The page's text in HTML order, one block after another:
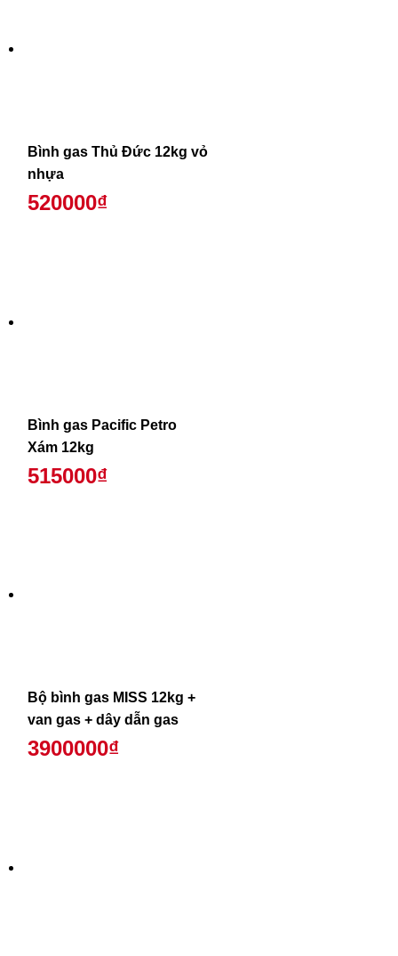
Bình gas Thủ Đức 12kg vỏ
nhựa
520000₫
Bình gas Pacific Petro
Xám 12kg
515000₫
Bộ bình gas MISS 12kg +
van gas + dây dẫn gas
3900000₫